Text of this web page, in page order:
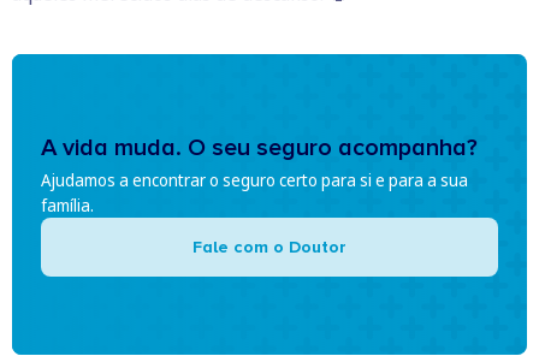
A vida muda. O seu seguro acompanha?
Ajudamos a encontrar o seguro certo para si e para a sua
família.
Fale com o Doutor